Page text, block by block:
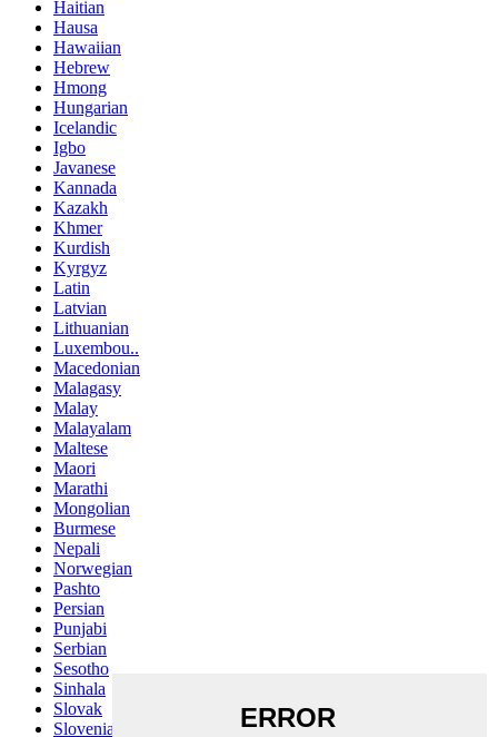
Haitian
Hausa
Hawaiian
Hebrew
Hmong
Hungarian
Icelandic
Igbo
Javanese
Kannada
Kazakh
Khmer
Kurdish
Kyrgyz
Latin
Latvian
Lithuanian
Luxembou..
Macedonian
Malagasy
Malay
Malayalam
Maltese
Maori
Marathi
Mongolian
Burmese
Nepali
Norwegian
Pashto
Persian
Punjabi
Serbian
Sesotho
Sinhala
Slovak
Slovenian